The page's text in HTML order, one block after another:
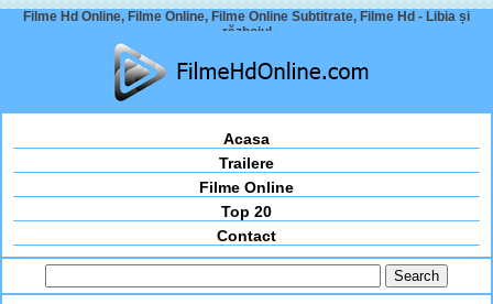
Filme Hd Online, Filme Online, Filme Online Subtitrate, Filme Hd - Libia și
războiul
Acasa
Trailere
Filme Online
Top 20
Contact